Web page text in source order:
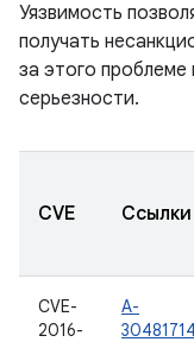
Уязвимость
получать
за этого проблеме
серьезности.
CVE Ссылки
CVE-
2016-
A-
30481714